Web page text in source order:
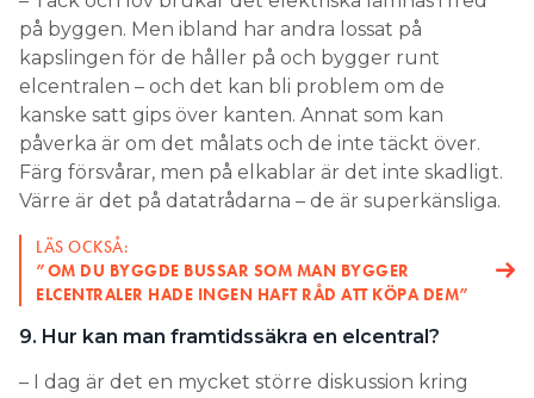
på byggen. Men ibland har andra lossat på
kapslingen för de håller på och bygger runt
elcentralen – och det kan bli problem om de
kanske satt gips över kanten. Annat som kan
påverka är om det målats och de inte täckt över.
Färg försvårar, men på elkablar är det inte skadligt.
Värre är det på datatrådarna – de är superkänsliga.
LÄS OCKSÅ:
”OM DU BYGGDE BUSSAR SOM MAN BYGGER
ELCENTRALER HADE INGEN HAFT RÅD ATT KÖPA DEM”
9. Hur kan man framtidssäkra en elcentral?
– I dag är det en mycket större diskussion kring